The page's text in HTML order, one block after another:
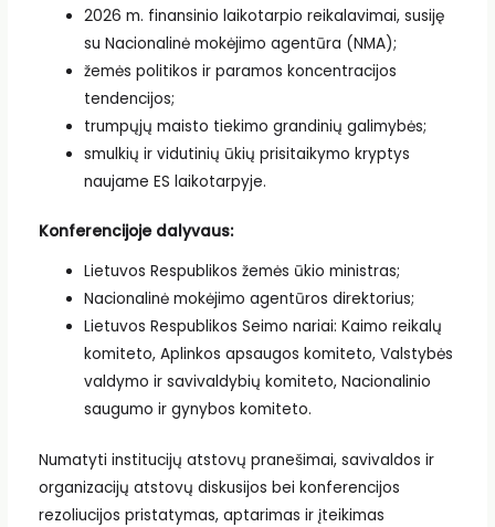
2026 m. finansinio laikotarpio reikalavimai, susiję
su Nacionalinė mokėjimo agentūra (NMA);
žemės politikos ir paramos koncentracijos
tendencijos;
trumpųjų maisto tiekimo grandinių galimybės;
smulkių ir vidutinių ūkių prisitaikymo kryptys
naujame ES laikotarpyje.
Konferencijoje dalyvaus:
Lietuvos Respublikos žemės ūkio ministras;
Nacionalinė mokėjimo agentūros direktorius;
Lietuvos Respublikos Seimo nariai: Kaimo reikalų
komiteto, Aplinkos apsaugos komiteto, Valstybės
valdymo ir savivaldybių komiteto, Nacionalinio
saugumo ir gynybos komiteto.
Numatyti institucijų atstovų pranešimai, savivaldos ir
organizacijų atstovų diskusijos bei konferencijos
rezoliucijos pristatymas, aptarimas ir įteikimas